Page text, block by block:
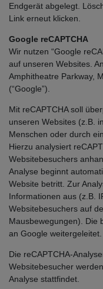
Endgerät abgelegt.
Link erneut klicken.
Google reCAPTCHA
Wir nutzen “Google
auf unseren Websites.
Amphitheatre Parkway,
(“Google”).
Mit reCAPTCHA soll
unseren Websites (z.B.
Menschen oder durch
Hierzu analysiert
Websitebesuchers
Analyse beginnt
Website betritt. Zur
Informationen aus (z.B.
Websitebesuchers auf
Mausbewegungen). Die
an Google weitergeleitet.
Die reCAPTCHA-
Websitebesucher
Analyse stattfindet.